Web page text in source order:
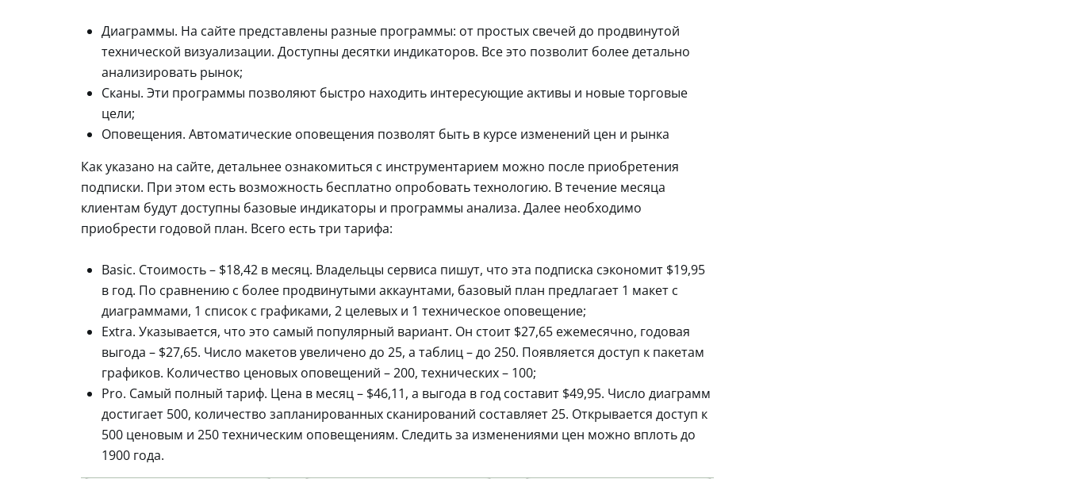
Диаграммы. На сайте представлены разные программы: от простых свечей до продвинутой
технической визуализации. Доступны десятки индикаторов. Все это позволит более детально
анализировать рынок;
Сканы. Эти программы позволяют быстро находить интересующие активы и новые торговые
цели;
Оповещения. Автоматические оповещения позволят быть в курсе изменений цен и рынка
Как указано на сайте, детальнее ознакомиться с инструментарием можно после приобретения
подписки. При этом есть возможность бесплатно опробовать технологию. В течение месяца
клиентам будут доступны базовые индикаторы и программы анализа. Далее необходимо
приобрести годовой план. Всего есть три тарифа:
Basic. Стоимость – $18,42 в месяц. Владельцы сервиса пишут, что эта подписка сэкономит $19,95
в год. По сравнению с более продвинутыми аккаунтами, базовый план предлагает 1 макет с
диаграммами, 1 список с графиками, 2 целевых и 1 техническое оповещение;
Extra. Указывается, что это самый популярный вариант. Он стоит $27,65 ежемесячно, годовая
выгода – $27,65. Число макетов увеличено до 25, а таблиц – до 250. Появляется доступ к пакетам
графиков. Количество ценовых оповещений – 200, технических – 100;
Pro. Самый полный тариф. Цена в месяц – $46,11, а выгода в год составит $49,95. Число диаграмм
достигает 500, количество запланированных сканирований составляет 25. Открывается доступ к
500 ценовым и 250 техническим оповещениям. Следить за изменениями цен можно вплоть до
1900 года.